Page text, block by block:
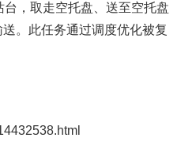
，取走空托盘、送至空托盘
。此任务通过调度优化被复